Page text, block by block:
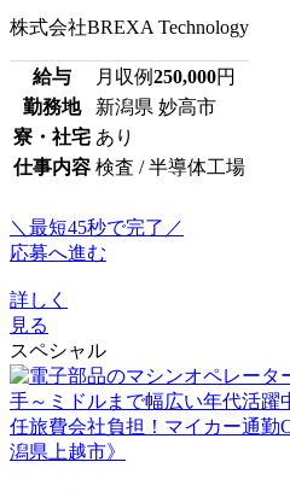
株式会社BREXA Technology
給与 月収例250,000円
勤務地
新潟県 妙高市
寮・社宅 あり
仕事内容 検査 / 半導体工場
＼最短45秒で完了／
応募へ進む
詳しく
見る
スペシャル